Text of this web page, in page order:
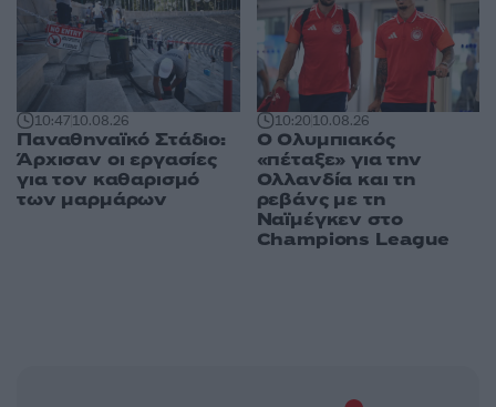
10:4710.08.26
Παναθηναϊκό Στάδιο:
Άρχισαν οι εργασίες
για τον καθαρισμό
των μαρμάρων
10:2010.08.26
Ο Ολυμπιακός
«πέταξε» για την
Ολλανδία και τη
ρεβάνς με τη
Ναϊμέγκεν στο
Champions League